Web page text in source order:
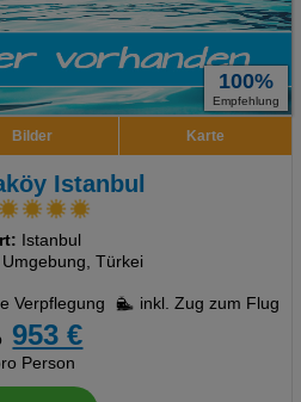
100%
Empfehlung
Bilder Karte
Istanbul
Istanbul
Umgebung, Türkei
Verpflegung
inkl. Zug zum Flug
953 €
Person